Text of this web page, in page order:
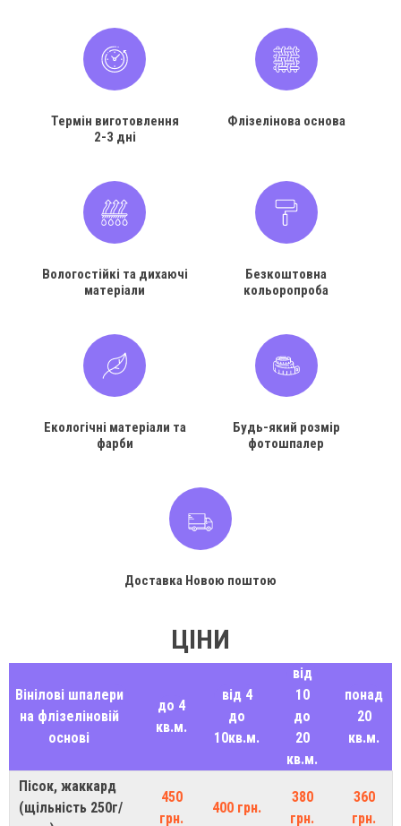
Термін виготовлення
2-3 дні
Флізелінова основа
Вологостійкі та дихаючі
матеріали
Безкоштовна
кольоропроба
Екологічні матеріали та
фарби
Будь-який розмір
фотошпалер
Доставка Новою поштою
ЦІНИ
Вінілові шпалери
на флізеліновій
основі
до 4
кв.м.
від 4
до
10кв.м.
від
10
до
20
кв.м.
понад
20
кв.м.
Пісок, жаккард
(щільність 250г/
450
грн.
400 грн.
380
грн.
360
грн.